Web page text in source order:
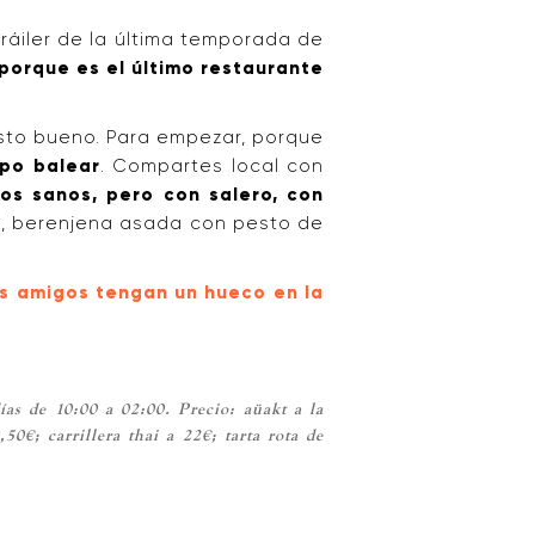
de la última temporada de
es el último restaurante
bueno. Para empezar, porque
balear. Compartes local con
sanos, pero con salero, con
berenjena asada con pesto de
amigos tengan un hueco en la
de 10:00 a 02:00. Precio: aüakt a la
carrillera thai a 22€; tarta rota de